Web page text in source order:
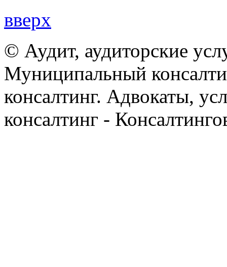
вверх
© Аудит, аудиторские
Муниципальный
консалтинг. Адвокаты,
консалтинг -